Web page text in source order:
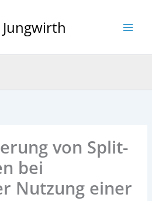
von Split-
bei
Nutzung einer